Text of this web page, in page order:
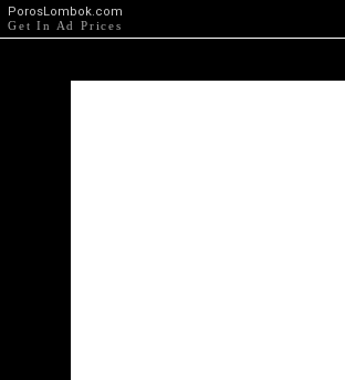
PorosLombok.com
Get In Ad Prices